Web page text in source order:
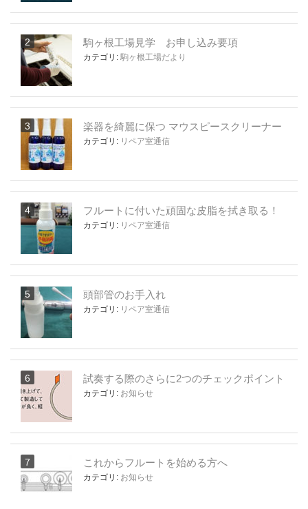
駒ヶ根工場見学 お申し込み要項
カテゴリ: 駒ヶ根工場だより
楽器を綺麗に保つ マウスピースクリーナー
カテゴリ: リペア室通信
フルートに付いた頑固な皮脂を拭き取る！
カテゴリ: リペア室通信
頭部管のお手入れ
カテゴリ: リペア室通信
試奏する際のさらに2つのチェックポイント
カテゴリ: お知らせ
これからフルートを始める方へ
カテゴリ: お知らせ